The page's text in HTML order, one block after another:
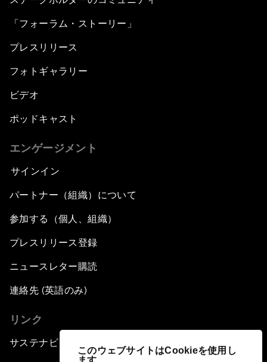
このウェブサイトはCookieを使用し
ます
「フォーラム・ストーリー」
プレスリリース
フォトギャラリー
ビデオ
ポッドキャスト
エンゲージメント
サインイン
パートナー（組織）について
参加する（個人、組織）
プレスリリース登録
ニュースレター購読
連絡先 (英語のみ)
リンク
サステナビリティへの取り組み